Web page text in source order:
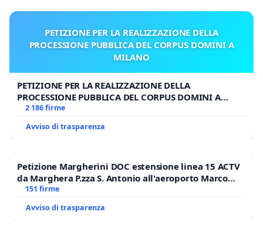
PETIZIONE PER LA REALIZZAZIONE DELLA
PROCESSIONE PUBBLICA DEL CORPUS DOMINI A
MILANO
PETIZIONE PER LA REALIZZAZIONE DELLA
PROCESSIONE PUBBLICA DEL CORPUS DOMINI A
MILANO
2 186 firme
Avviso di trasparenza
Petizione Margherini DOC estensione linea 15 ACTV
da Marghera P.zza S. Antonio all'aeroporto Marco
Polo tariffa a € 1,50
151 firme
Avviso di trasparenza